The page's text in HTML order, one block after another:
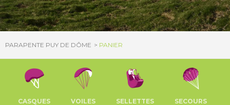
PARAPENTE PUY DE DÔME PANIER
CASQUES VOILES SELLETTES SECOURS